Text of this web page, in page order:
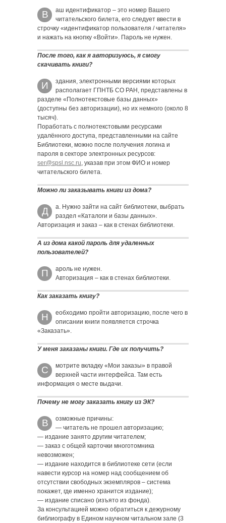
В
аш идентификатор – это номер Вашего
читательского билета, его следует ввести в
строчку «идентификатор пользователя / читателя»
и нажать на кнопку «Войти». Пароль не нужен.
После того, как я авторизуюсь, я смогу
скачивать книги?
И
здания, электронными версиями которых
располагает ГПНТБ СО РАН, представлены в
разделе «Полнотекстовые базы данных»
(доступны без авторизации), но их немного (около 8
тысяч).
Поработать с полнотекстовыми ресурсами
удалённого доступа, представленными на сайте
Библиотеки, можно после получения логина и
пароля в секторе электронных ресурсов:
ser@spsl.nsc.ru, указав при этом ФИО и номер
читательского билета.
Можно ли заказывать книги из дома?
Д
а. Нужно зайти на сайт библиотеки, выбрать
раздел «Каталоги и базы данных».
Авторизация и заказ – как в стенах библиотеки.
А из дома какой пароль для удаленных
пользователей?
П
ароль не нужен.
Авторизация – как в стенах библиотеки.
Как заказать книгу?
Н
еобходимо пройти авторизацию, после чего в
описании книги появляется строчка
«Заказать».
У меня заказаны книги. Где их получить?
С
мотрите вкладку «Мои заказы» в правой
верхней части интерфейса. Там есть
информация о месте выдачи.
Почему не могу заказать книгу из ЭК?
В
озможные причины:
— читатель не прошел авторизацию;
— издание занято другим читателем;
— заказ с общей карточки многотомника
невозможен;
— издание находится в библиотеке сети (если
навести курсор на номер над сообщением об
отсутствии свободных экземпляров – система
покажет, где именно хранится издание);
— издание списано (изъято из фонда).
За консультацией можно обратиться к дежурному
библиографу в Едином научном читальном зале (3